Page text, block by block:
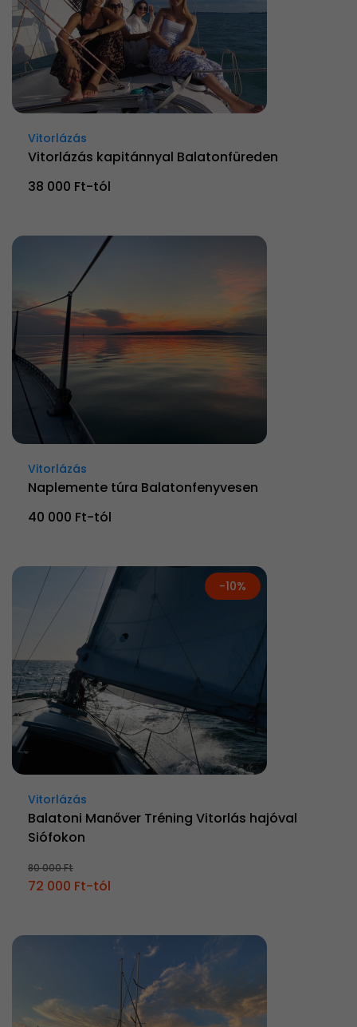
Vitorlázás
Vitorlázás kapitánnyal Balatonfüreden
38 000 Ft-tól
Vitorlázás
Naplemente túra Balatonfenyvesen
40 000 Ft-tól
-10%
Vitorlázás
Balatoni Manőver Tréning Vitorlás hajóval
Siófokon
80 000 Ft
72 000 Ft-tól